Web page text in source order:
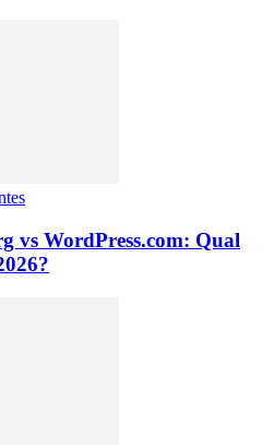
vs WordPress.com: Qual